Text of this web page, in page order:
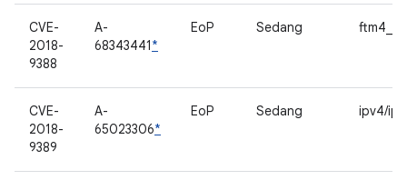
CVE-
2018-
9388
A-
68343441*
EoP Sedang
CVE-
2018-
9389
A-
65023306*
EoP Sedang ipv4/